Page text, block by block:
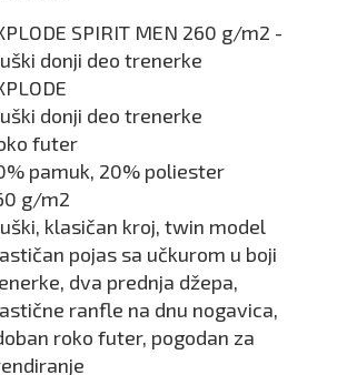
SPIRIT MEN 260 g/m2 -
donji deo trenerke
donji deo trenerke
futer
pamuk, 20% poliester
g/m2
klasičan kroj, twin model
pojas sa učkurom u boji
dva prednja džepa,
ranfle na dnu nogavica,
roko futer, pogodan za